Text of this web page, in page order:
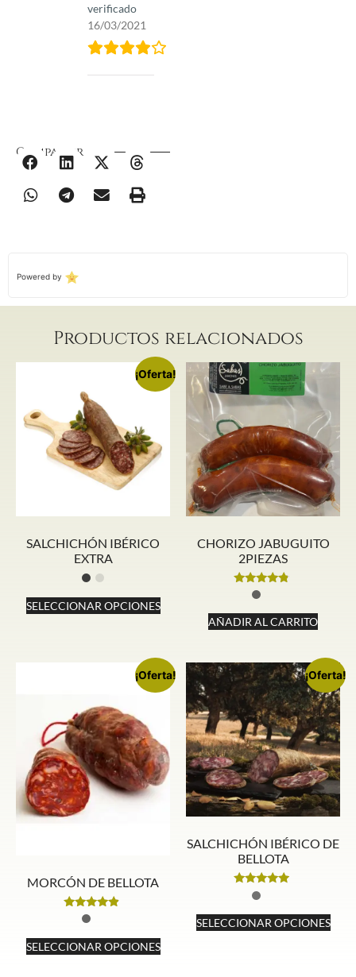
verificado
16/03/2021
Compartir
Powered by
Productos relacionados
¡Oferta!
SALCHICHÓN IBÉRICO
EXTRA
SELECCIONAR OPCIONES
CHORIZO JABUGUITO
2PIEZAS
Valorado
4.60
de 5
AÑADIR AL CARRITO
¡Oferta!
MORCÓN DE BELLOTA
Valorado
4.67
de 5
SELECCIONAR OPCIONES
¡Oferta!
SALCHICHÓN IBÉRICO DE
BELLOTA
Valorado
4.70
de 5
SELECCIONAR OPCIONES